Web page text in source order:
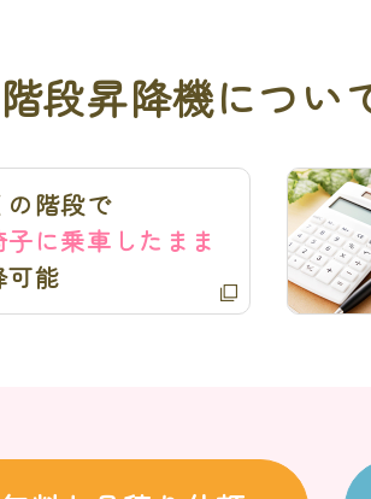
階段昇降機につい
の階段で
子に乗車したまま
可能